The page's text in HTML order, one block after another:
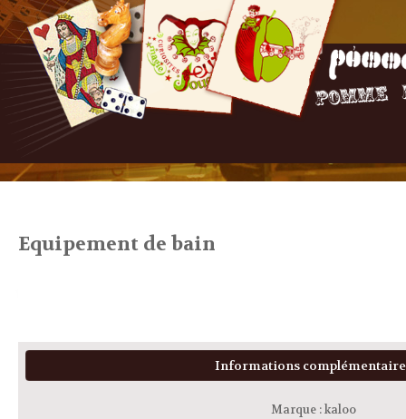
Equipement de bain
Informations
Marque :kaloo